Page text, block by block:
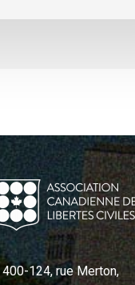
400-124, rue Merton,